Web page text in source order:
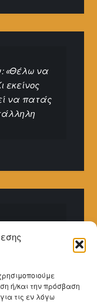
ή/και την πρόσβαση
τις εν λόγω
«Θέλω να
εκείνος
να πατάς
του
ήταν